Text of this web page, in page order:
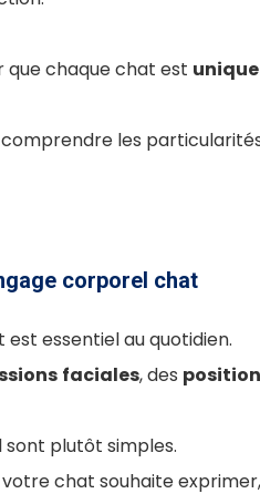
chaque chat est unique
les
corporel chat
essentiel au quotidien.
faciales, des
sont plutôt simples.
chat souhaite